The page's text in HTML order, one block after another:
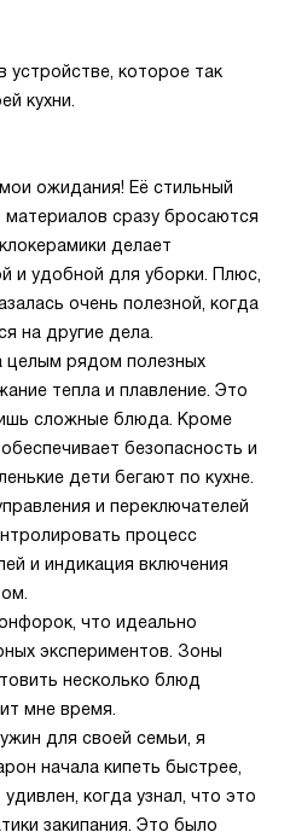
устройстве, которое так
кухни.
ожидания! Её стильный
материалов сразу бросаются
делает
и удобной для уборки. Плюс,
очень полезной, когда
на другие дела.
целым рядом полезных
тепла и плавление. Это
сложные блюда. Кроме
безопасность и
дети бегают по кухне.
и переключателей
процесс
и индикация включения
что идеально
экспериментов. Зоны
несколько блюд
мне время.
для своей семьи, я
начала кипеть быстрее,
когда узнал, что это
закипания. Это было